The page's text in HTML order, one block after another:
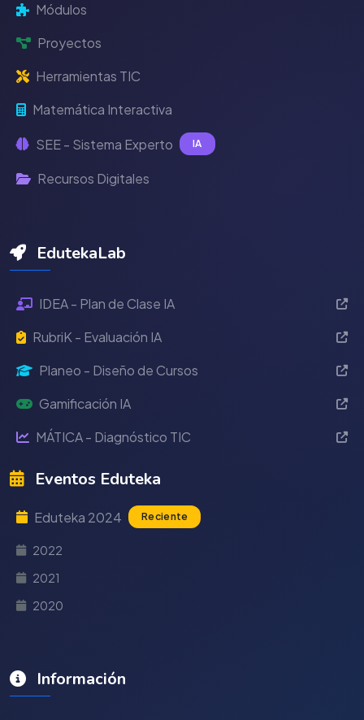
Módulos
Proyectos
Herramientas TIC
Matemática Interactiva
SEE - Sistema Experto IA
Recursos Digitales
EdutekaLab
IDEA - Plan de Clase IA
RubriK - Evaluación IA
Planeo - Diseño de Cursos
Gamificación IA
MÁTICA - Diagnóstico TIC
Eventos Eduteka
Eduteka 2024 Reciente
2022
2021
2020
Información